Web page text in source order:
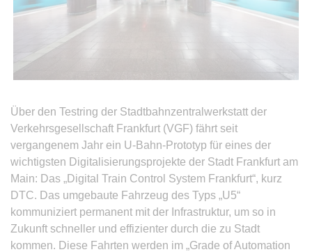
Über den Testring der Stadtbahnzentralwerkstatt der
Verkehrsgesellschaft Frankfurt (VGF) fährt seit
vergangenem Jahr ein U-Bahn-Prototyp für eines der
wichtigsten Digitalisierungsprojekte der Stadt Frankfurt am
Main: Das „Digital Train Control System Frankfurt“, kurz
DTC. Das umgebaute Fahrzeug des Typs „U5“
kommuniziert permanent mit der Infrastruktur, um so in
Zukunft schneller und effizienter durch die zu Stadt
kommen. Diese Fahrten werden im „Grade of Automation